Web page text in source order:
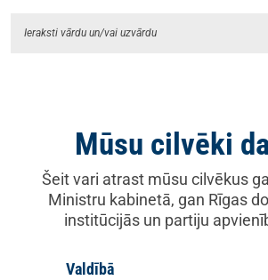
Mūsu cilvēki
Šeit vari atrast mūsu cilvēkus
Ministru kabinetā, gan Rīgas
institūcijās un partiju
Valdībā